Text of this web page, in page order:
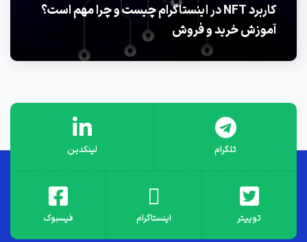
کاربرد NFT در اینستاگرام چیست و چرا مهم است؟
آموزش خرید و فروش
تلگرام لینکدین
توییتر اینستاگرام فیسبوک